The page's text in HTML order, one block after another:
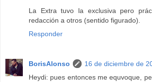
La Extra tuvo la exclusiva pero
redacción a otros (sentido figurado).
Responder
BorisAlonso
16 de diciembre de
Heydi: pues entonces me equvoque,